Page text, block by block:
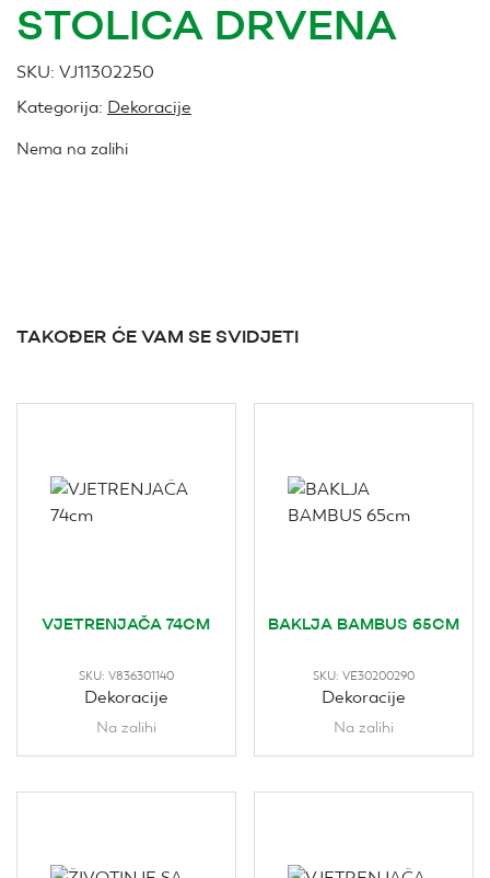
STOLICA DRVENA
SKU: VJ11302250
Kategorija: Dekoracije
Nema na zalihi
TAKOĐER ĆE VAM SE SVIDJETI
VJETRENJAČA 74CM
SKU: V836301140
Dekoracije
Na zalihi
BAKLJA BAMBUS 65CM
SKU:VE30200290
Dekoracije
Na zalihi